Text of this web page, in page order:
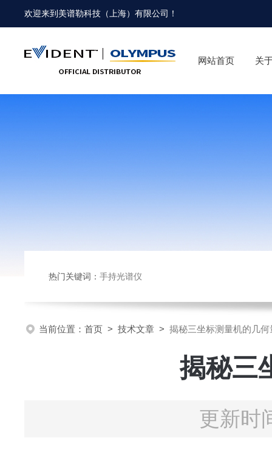
欢迎来到 美谱勒科技（上海）有限公司 ！
网站首页 关
热门关键词： 手持光谱仪
当前位置： 首页 > 技术文章 > 揭秘三坐标测量机的几
揭秘三
更新时